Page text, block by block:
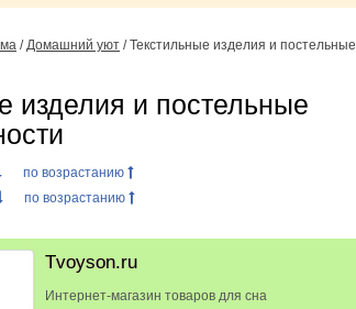
/Домашний уют / Текстильные изделия и постельные
изделия и постельные
по возрастанию
по возрастанию
Tvoyson.ru
Интернет-магазин товаров для сна